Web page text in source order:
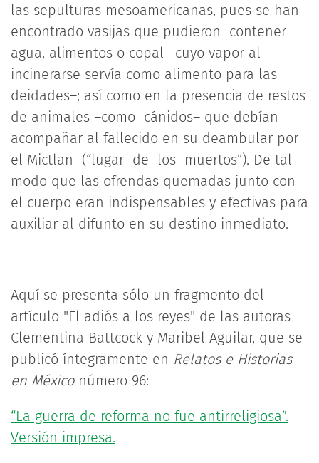
las sepulturas mesoamericanas, pues se han
encontrado vasijas que pudieron contener
agua, alimentos o copal –cuyo vapor al
incinerarse servía como alimento para las
deidades–; así como en la presencia de restos
de animales –como cánidos– que debían
acompañar al fallecido en su deambular por
el Mictlan (“lugar de los muertos”). De tal
modo que las ofrendas quemadas junto con
el cuerpo eran indispensables y efectivas para
auxiliar al difunto en su destino inmediato.
Aquí se presenta sólo un fragmento del
artículo "El adiós a los reyes" de las autoras
Clementina Battcock y Maribel Aguilar, que se
publicó íntegramente en Relatos e Historias
en Méxiconúmero 96:
“La guerra de reforma no fue antirreligiosa”.
Versión impresa.